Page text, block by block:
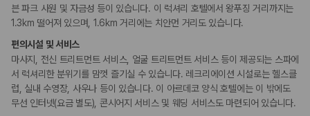
웰빙 및 피트니스
피트니스/헬스시설
사우나/스파
액티비티
수영장
븐 파크 사원 및 자금성 등이 있습니다. 이 럭셔리 호텔에서 왕푸징 거리까지는
1.3km 떨어져 있으며, 1.6km 거리에는 치안먼 거리도 있습니다.
편의시설 및 서비스
마사지, 전신 트리트먼트 서비스, 얼굴 트리트먼트 서비스 등이 제공되는 스파에
서 럭셔리한 분위기를 맘껏 즐기실 수 있습니다. 레크리에이션 시설로는 헬스클
럽, 실내 수영장, 사우나 등이 있습니다. 이 아르데코 양식 호텔에는 이 밖에도
무선 인터넷(요금 별도), 콘시어지 서비스 및 웨딩 서비스도 마련되어 있습니다.